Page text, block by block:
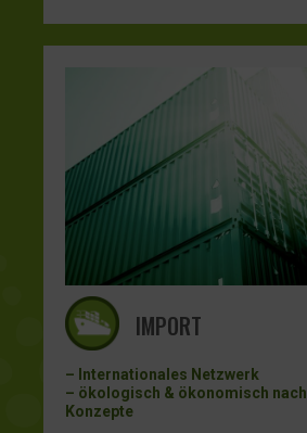
IMPORT
– Internationales Netzwerk
– ökologisch & ökonomisch
Konzepte